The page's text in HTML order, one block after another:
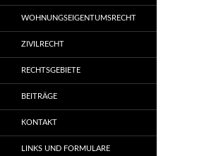
WOHNUNGSEIGENTUMSRECHT
ZIVILRECHT
RECHTSGEBIETE
BEITRÄGE
KONTAKT
LINKS UND FORMULARE